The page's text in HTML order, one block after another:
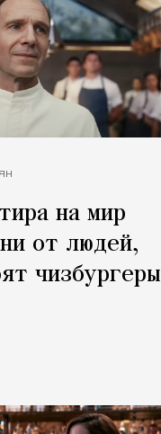
на мир
от людей,
чизбургеры